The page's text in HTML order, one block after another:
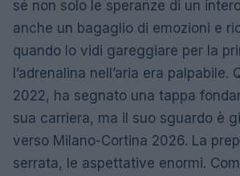
sé non solo le speranze di un
anche un bagaglio di emozioni e
quando lo vidi gareggiare per la
l’adrenalina nell’aria era palpabile.
2022, ha segnato una tappa
sua carriera, ma il suo sguardo è
verso Milano-Cortina 2026. La
serrata, le aspettative enormi.